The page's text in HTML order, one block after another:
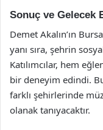
Sonuç ve Gelecek
Demet Akalın’ın
yanı sıra, şehrin
Katılımcılar, hem
bir deneyim edindi.
farklı şehirlerinde
olanak tanıyacaktır.